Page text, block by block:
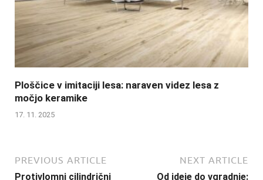
Ploščice v imitaciji lesa: naraven videz lesa z
močjo keramike
17. 11. 2025
PREVIOUS ARTICLE
Protivlomni cilindrični
NEXT ARTICLE
Od ideje do vgradnje: